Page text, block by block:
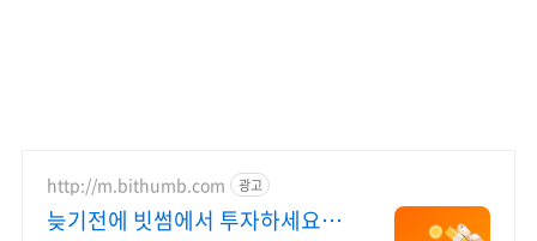
http://m.bithumb.com 광고
늦기전에 빗썸에서 투자하세요 신